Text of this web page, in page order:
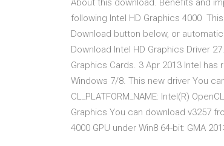
About this download. Benefits and
following Intel HD Graphics 4000
Download button below, or
Download Intel HD Graphics Driver
Graphics Cards. 3 Apr 2013 Intel
Windows 7/8. This new driver You
CL_PLATFORM_NAME: Intel(R)
Graphics You can download v3257
4000 GPU under Win8 64-bit: GMA